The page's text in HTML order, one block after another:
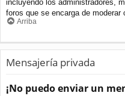
incluyendo los administradores,
foros que se encarga de moderar
Arriba
Mensajería privada
¡No puedo enviar un